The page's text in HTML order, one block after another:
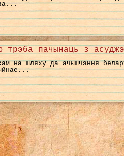
трэба пачынаць з
на шляху да ачышчэння